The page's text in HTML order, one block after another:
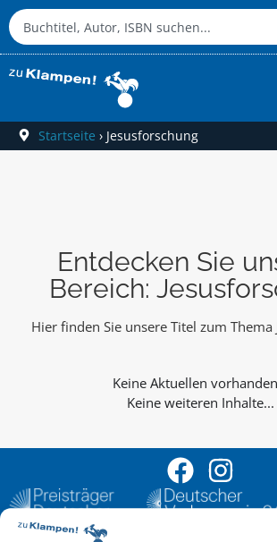
Startseite › Jesusforschung
Entdecken Sie
Bereich:
Hier finden Sie unsere Titel zum Thema
Keine weiteren Inhalte...